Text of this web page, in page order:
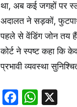
था, अब कई जगहों पर
अदालत ने सड़कों,
पहले से वेंडिंग जोन तय हैं,
कोर्ट ने स्पष्ट कहा कि
प्रभावी व्यवस्था